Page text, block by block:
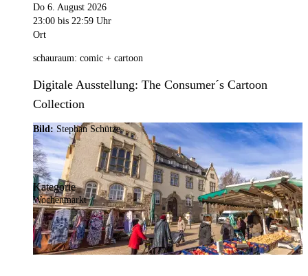
Do 6. August 2026
23:00 bis 22:59 Uhr
Ort
schauraum: comic + cartoon
Digitale Ausstellung: The Consumer´s Cartoon
Collection
Bild: Stephan Schütze
Kategorie
Wochenmarkt